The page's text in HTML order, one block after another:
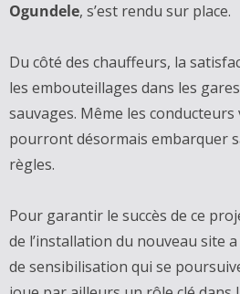
Ogundele, s’est rendu sur place.
Du côté des chauffeurs, la
les embouteillages dans les
sauvages. Même les conducteurs
pourront désormais embarquer
règles.
Pour garantir le succès de ce
de l’installation du nouveau site
de sensibilisation qui se